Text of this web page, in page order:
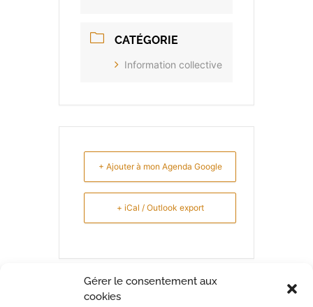
Gérer le consentement aux
cookies
CATÉGORIE
Information collective
+ Ajouter à mon Agenda Google
+ iCal / Outlook export
PARTAGEZ CET ÉVÉNEMENT